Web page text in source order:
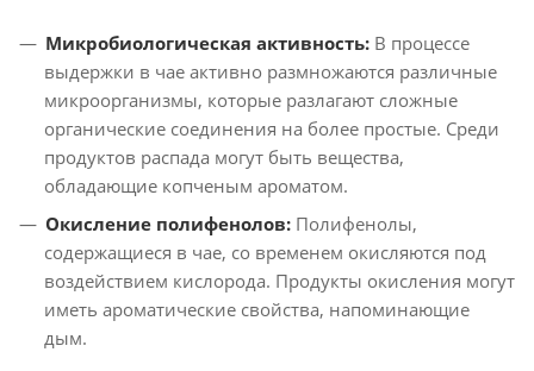
Микробиологическая активность: В процессе
выдержки в чае активно размножаются различные
микроорганизмы, которые разлагают сложные
органические соединения на более простые. Среди
продуктов распада могут быть вещества,
обладающие копченым ароматом.
Окисление полифенолов: Полифенолы,
содержащиеся в чае, со временем окисляются под
воздействием кислорода. Продукты окисления могут
иметь ароматические свойства, напоминающие
дым.